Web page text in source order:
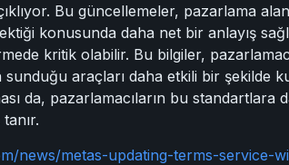
Bu güncellemeler, pazarlama
konusunda daha net bir anlayış
kritik olabilir. Bu bilgiler,
araçları daha etkili bir şekilde
da, pazarlamacıların bu
news/metas-updating-terms-service-